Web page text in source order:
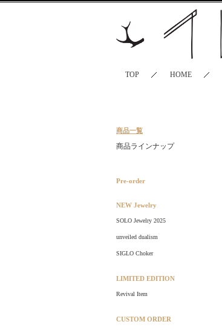
TOP HOME
商品一覧
商品ラインナップ
Pre-order
NEW Jewelry
SOLO Jewelry 2025
unveiled dualism
SIGLO Choker
LIMITED EDITION
Revival Item
CUSTOM ORDER